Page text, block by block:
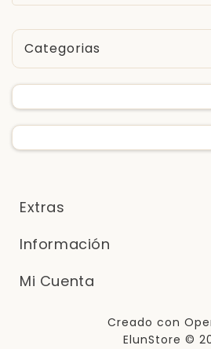
Categorias
Extras
Información
Mi Cuenta
Creado con
ElunStore ©